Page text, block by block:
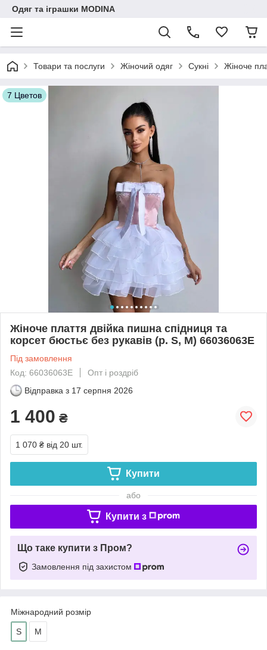
Одяг та іграшки MODINA
Товари та послуги Жіночий одяг Сукні Жіноче
7 Цветов
Жіноче плаття двійка пишна спідниця та
корсет бюстьє без рукавів (р. S, M) 66036063Е
Під замовлення
Код: 66036063Е
Опт і роздріб
Відправка з 17 серпня 2026
1 400 ₴
1 070 ₴ від 20 шт.
Купити
або
Купити з
Що таке купити з Пром?
Замовлення під захистом
Міжнародний розмір
S M